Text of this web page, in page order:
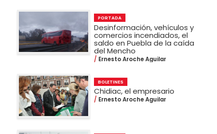
PORTADA
Desinformación, vehículos y
comercios incendiados, el
saldo en Puebla de la caída
del Mencho
Ernesto Aroche Aguilar
BOLETINES
Chidiac, el empresario
Ernesto Aroche Aguilar